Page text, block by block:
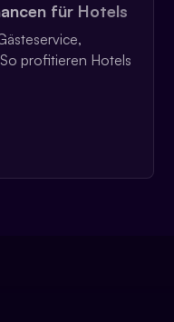
für Hotels
profitieren Hotels